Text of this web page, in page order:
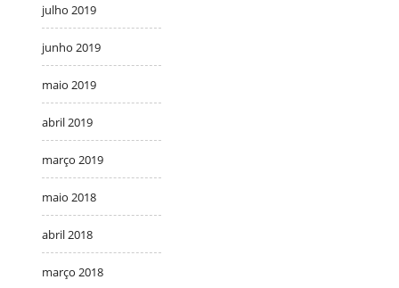
julho 2019
junho 2019
maio 2019
abril 2019
março 2019
maio 2018
abril 2018
março 2018